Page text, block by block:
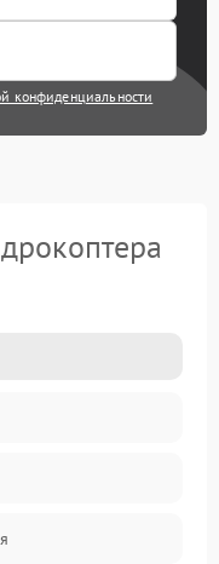
конфиденциальности